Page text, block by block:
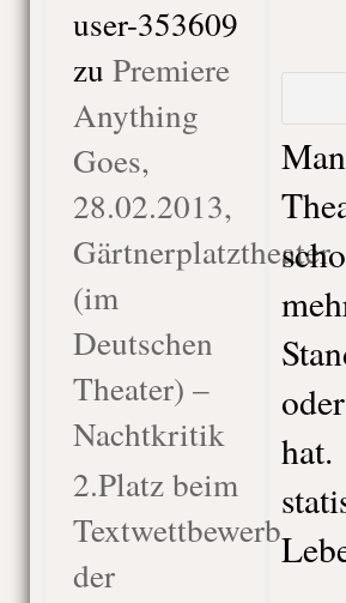
user-353609
zu Premiere
Anything
Goes,
28.02.2013,
Gärtnerplatztheater
(im
Deutschen
Theater) –
Nachtkritik
2.Platz beim
Textwettbewerb
der